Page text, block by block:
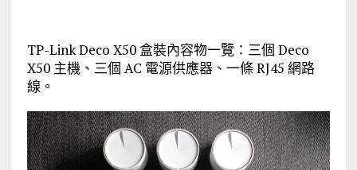
TP-Link Deco X50 盒裝內容物一覽：三個 Deco
X50 主機、三個 AC 電源供應器、一條 RJ45 網路
線。